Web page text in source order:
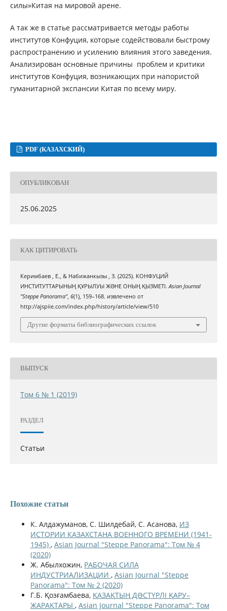
силы»Китая на мировой арене.
А так же в статье рассматривается методы работы
институтов Конфуция, которые содействовали быстрому
распространению и усилению влияния этого заведения.
Анализирован основные причины проблем и критики
институтов Конфуция, возникающих при напористой
гуманитарной экспансии Китая по всему миру.
PDF (КАЗАХСКИЙ)
ОПУБЛИКОВАН
25.06.2025
КАК ЦИТИРОВАТЬ
Керимбаев , Е., & Набижанкызы , З. (2025). КОНФУЦИЙ
ИНСТИТУТТАРЫНЫҢ ҚҰРЫЛУЫ ЖƏНЕ ОНЫҢ ҚЫЗМЕТІ.Asian Journal
"Steppe Panorama", 6(1), 159–168. извлечено от
http://ajspiie.com/index.php/history/article/view/510
Другие форматы библиографических ссылок
ВЫПУСК
Том 6 № 1 (2019)
РАЗДЕЛ
Статьи
Похожие статьи
К. Алдажуманов, С. Шилдебай, С. Асанова, ИЗ
ИСТОРИИ КАЗАХСТАНА ВОЕННОГО ВРЕМЕНИ (1941-
1945) , Asian Journal "Steppe Panorama": Том № 4
(2020)
Ж. Абылхожин, РАБОЧАЯ СИЛА
ИНДУСТРИАЛИЗАЦИИ , Asian Journal "Steppe
Panorama": Том № 2 (2020)
Г.Б. Қозғамбаева, ҚАЗАҚТЫҢ ДƏСТҮРЛІ ҚАРУ–
ЖАРАҚТАРЫ , Asian Journal "Steppe Panorama": Том